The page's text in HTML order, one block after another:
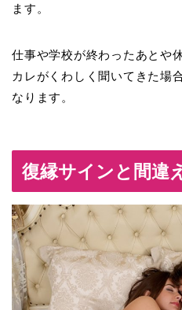
ます。
仕事や学校が終わったあとや
カレがくわしく聞いてきた場
なります。
復縁サインと間違